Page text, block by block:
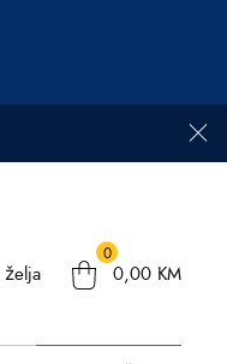
želja
0
0,00 KM